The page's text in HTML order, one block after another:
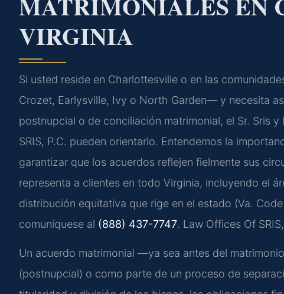
VIRGINIA
Si usted reside en Charlottesville o en las
Crozet, Earlysville, Ivy o North Garden— y necesita
postnupcial o de conciliación matrimonial, el Sr. Sris
SRIS, P.C. pueden orientarlo. Entendemos la
garantizar que los acuerdos reflejen fielmente sus
representa a clientes en todo Virginia, incluyendo el
distribución equitativa que rige en el estado (Va.
comuníquese al (888) 437-7747. Law Offices Of
Un acuerdo matrimonial —ya sea antes del
(postnupcial) o como parte de un proceso de